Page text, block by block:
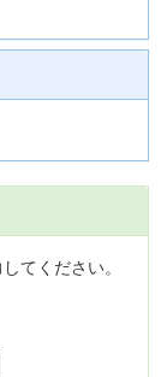
てください。